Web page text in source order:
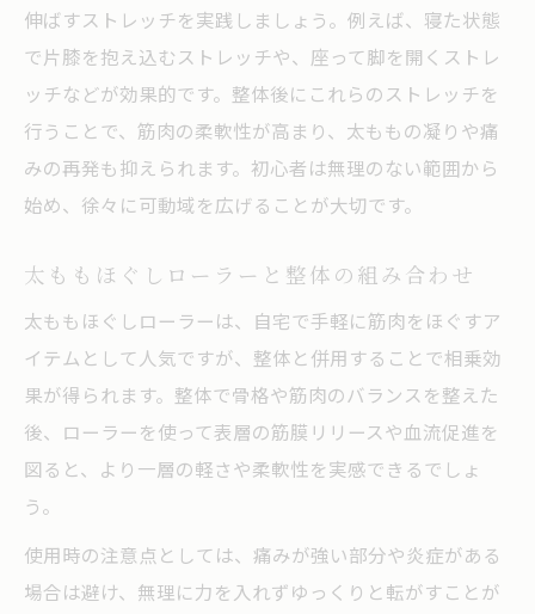
伸ばすストレッチを実践しましょう。例えば、寝た状態
で片膝を抱え込むストレッチや、座って脚を開くストレ
ッチなどが効果的です。整体後にこれらのストレッチを
行うことで、筋肉の柔軟性が高まり、太ももの凝りや痛
みの再発も抑えられます。初心者は無理のない範囲から
始め、徐々に可動域を広げることが大切です。
太ももほぐしローラーと整体の組み合わせ
太ももほぐしローラーは、自宅で手軽に筋肉をほぐすア
イテムとして人気ですが、整体と併用することで相乗効
果が得られます。整体で骨格や筋肉のバランスを整えた
後、ローラーを使って表層の筋膜リリースや血流促進を
図ると、より一層の軽さや柔軟性を実感できるでしょ
う。
使用時の注意点としては、痛みが強い部分や炎症がある
場合は避け、無理に力を入れずゆっくりと転がすことが